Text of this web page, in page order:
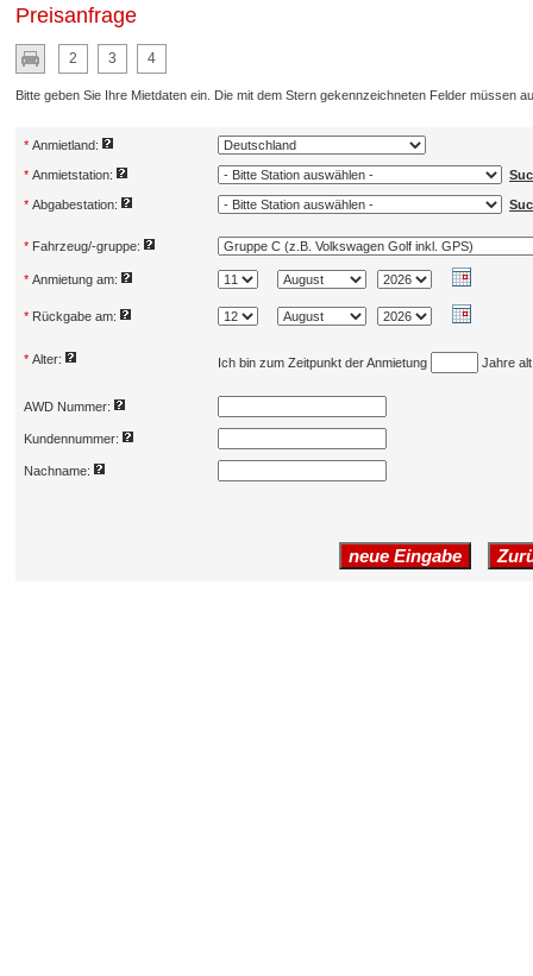
Preisanfrage
2 3 4
Bitte geben Sie Ihre Mietdaten ein. Die mit dem Stern gekennzeichneten Felder müssen
* Anmietland:
* Anmietstation:
* Abgabestation:
* Fahrzeug/-gruppe:
* Anmietung am:
* Rückgabe am:
* Alter: Ich bin zum Zeitpunkt der Anmietung Jahre
AWD Nummer:
Kundennummer:
Nachname: